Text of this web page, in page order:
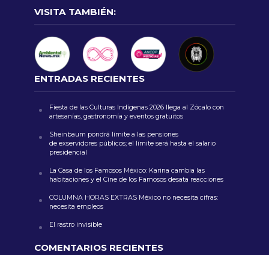
VISITA TAMBIÉN:
ENTRADAS RECIENTES
Fiesta de las Culturas Indígenas 2026 llega al Zócalo con
artesanías, gastronomía y eventos gratuitos
Sheinbaum pondrá límite a las pensiones
de exservidores públicos; el límite será hasta el salario
presidencial
La Casa de los Famosos México: Karina cambia las
habitaciones y el Cine de los Famosos desata reacciones
COLUMNA HORAS EXTRAS México no necesita cifras:
necesita empleos
El rastro invisible
COMENTARIOS RECIENTES